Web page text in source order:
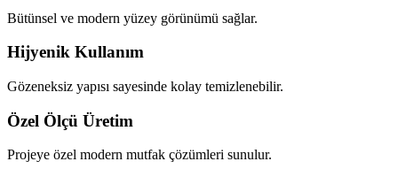
Bütünsel ve modern yüzey görünümü sağlar.
Hijyenik Kullanım
Gözeneksiz yapısı sayesinde kolay temizlenebilir.
Özel Ölçü Üretim
Projeye özel modern mutfak çözümleri sunulur.